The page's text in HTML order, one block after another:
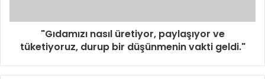
"Gıdamızı nasıl üretiyor, paylaşıyor ve
tüketiyoruz, durup bir düşünmenin vakti geldi."